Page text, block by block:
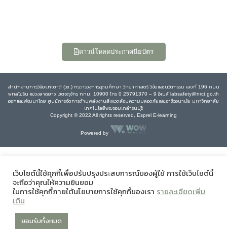
ดาวน์โหลดประกาศนียบัตร
สำนักงานการวิจัยแห่งชาติ (วช.) กระทรวงการอุดมศึกษา วิทยาศาสตร์ วิจัยและนวัตกรรม เลขที่ 196 ถนน
พหลโยธิน แขวงลาดยาว เขตจตุจักร กทม. 10900 โทร 0 25791370 – 9 อีเมล์ labsafety@nrct.go.th
ออกและพัฒนาโดย ศูนย์การจัดการด้านพลังงานสิ่งแวดล้อมความปลอดภัยและอาชีวอนามัย มหาวิทยาลัย
เทคโนโลยีพระจอมเกล้าธนบุรี
Copyright © 2022 All rights reserved, Esprel E-learning
Powered by
เว็บไซต์นี้ใช้คุกกี้เพื่อปรับปรุงประสบการณ์ของผู้ใช้ การใช้เว็บไซต์นี้
จะถือว่าคุณให้ความยินยอม
ในการใช้คุกกี้ภายใต้นโยบายการใช้คุกกี้ของเรา รายละเอียดเพิ่ม
เติม
ยอมรับทั้งหมด